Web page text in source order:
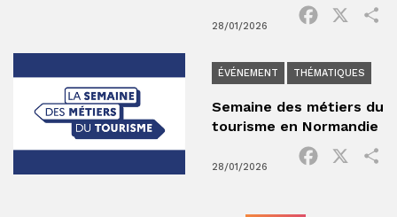
28/01/2026
Facebook
ÉVÉNEMENT THÉMATIQUES
Semaine des métiers du
tourisme en Normandie
28/01/2026
Facebook